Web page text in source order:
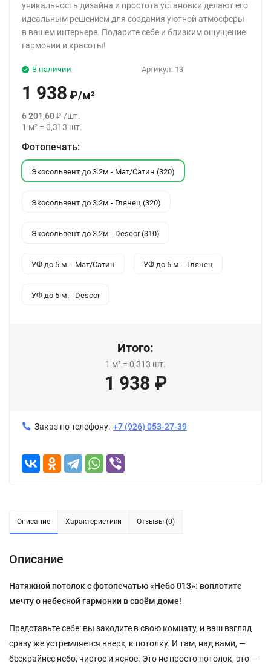
уникальность дизайна и простота установки делают его
идеальным решением для создания уютной атмосферы
в вашем интерьере. Подарите себе и близким ощущение
гармонии и красоты!
Артикул: 13
В наличии
1 938 ₽/м²
6 201,60₽ /шт.
1 м² = 0,313 шт.
Фотопечать:
Экосольвент до 3.2м - Мат/Сатин (320)
Экосольвент до 3.2м - Глянец (320)
Экосольвент до 3.2м - Descor (310)
УФ до 5 м. - Мат/Сатин УФ до 5 м. - Глянец
УФ до 5 м. - Descor
Итого:
1 м² = 0,313 шт.
1 938 ₽
Заказ по телефону: +7 (926) 053-27-39
Описание Характеристики Отзывы (0)
Описание
Натяжной потолок с фотопечатью «Небо 013»: воплотите
мечту о небесной гармонии в своём доме!
Представьте себе: вы заходите в свою комнату, и ваш взгляд
сразу же устремляется вверх, к потолку. И там, над вами, —
бескрайнее небо, чистое и ясное. Это не просто потолок, это —